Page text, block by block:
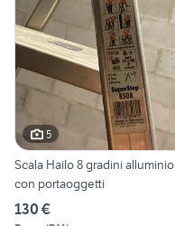
5
Scala Hailo 8 gradini alluminio
con portaoggetti
130 €